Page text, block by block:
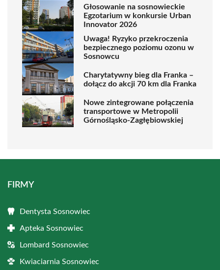
Głosowanie na sosnowieckie
Egzotarium w konkursie Urban
Innovator 2026
Uwaga! Ryzyko przekroczenia
bezpiecznego poziomu ozonu w
Sosnowcu
Charytatywny bieg dla Franka –
dołącz do akcji 70 km dla Franka
Nowe zintegrowane połączenia
transportowe w Metropolii
Górnośląsko-Zagłębiowskiej
FIRMY
Dentysta Sosnowiec
Apteka Sosnowiec
Lombard Sosnowiec
Kwiaciarnia Sosnowiec